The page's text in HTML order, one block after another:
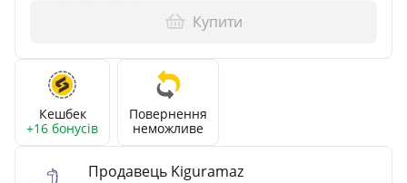
Купити
Кешбек
+16 бонусів
Повернення
неможливе
Продавець Kiguramaz